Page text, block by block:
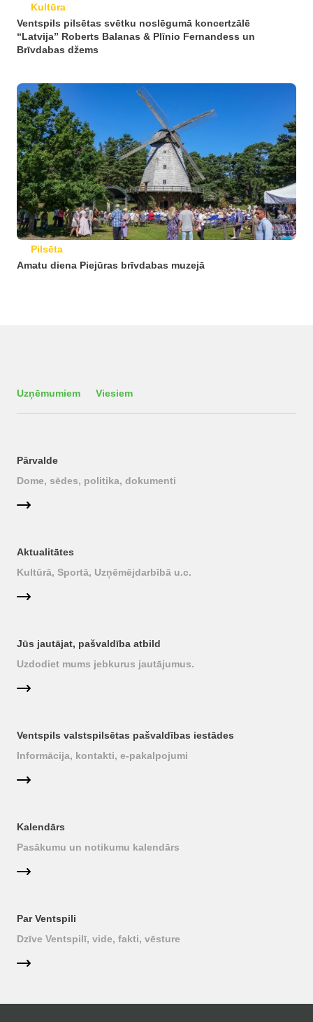
Kultūra
Ventspils pilsētas svētku noslēgumā koncertzālē
“Latvija” Roberts Balanas & Plīnio Fernandess un
Brīvdabas džems
Pilsēta
Amatu diena Piejūras brīvdabas muzejā
Uzņēmumiem Viesiem
Pārvalde
Dome, sēdes, politika, dokumenti
Aktualitātes
Kultūrā, Sportā, Uzņēmējdarbībā u.c.
Jūs jautājat, pašvaldība atbild
Uzdodiet mums jebkurus jautājumus.
Ventspils valstspilsētas pašvaldības iestādes
Informācija, kontakti, e-pakalpojumi
Kalendārs
Pasākumu un notikumu kalendārs
Par Ventspili
Dzīve Ventspilī, vide, fakti, vēsture